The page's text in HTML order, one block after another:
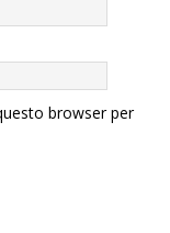
browser per